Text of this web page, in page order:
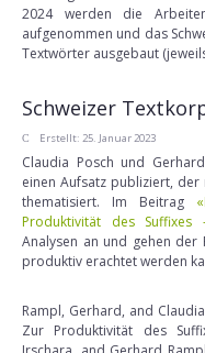
2024 werden die
aufgenommen und das
Textwörter ausgebaut
Schweizer
Erstellt: 25. Januar 2023
Claudia Posch und
einen Aufsatz publiziert,
thematisiert. Im Beitrag
Produktivität des Suffixes
Analysen an und gehen der
produktiv erachtet werden
Rampl, Gerhard, and
Zur Produktivität des